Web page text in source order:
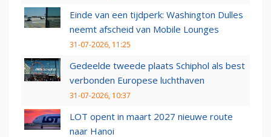
Einde van een tijdperk: Washington Dulles
neemt afscheid van Mobile Lounges
31-07-2026, 11:25
Gedeelde tweede plaats Schiphol als best
verbonden Europese luchthaven
31-07-2026, 10:37
LOT opent in maart 2027 nieuwe route
naar Hanoi